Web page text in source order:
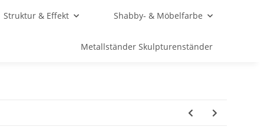
Struktur & Effekt Shabby- & Möbelfarbe
Metallständer Skulpturenständer